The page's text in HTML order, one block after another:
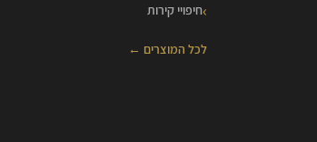
חיפויי קירות
לכל המוצרים ←